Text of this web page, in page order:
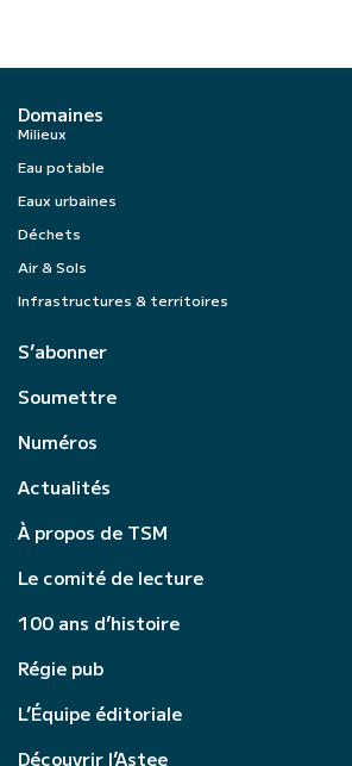
Domaines
Milieux
Eau potable
Eaux urbaines
Déchets
Air & Sols
Infrastructures & territoires
S’abonner
Soumettre
Numéros
Actualités
À propos de TSM
Le comité de lecture
100 ans d’histoire
Régie pub
L’Équipe éditoriale
Découvrir l’Astee